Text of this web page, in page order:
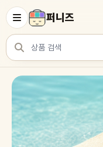
퍼니즈
상품 검색
여러 쇼핑몰 상품을 한